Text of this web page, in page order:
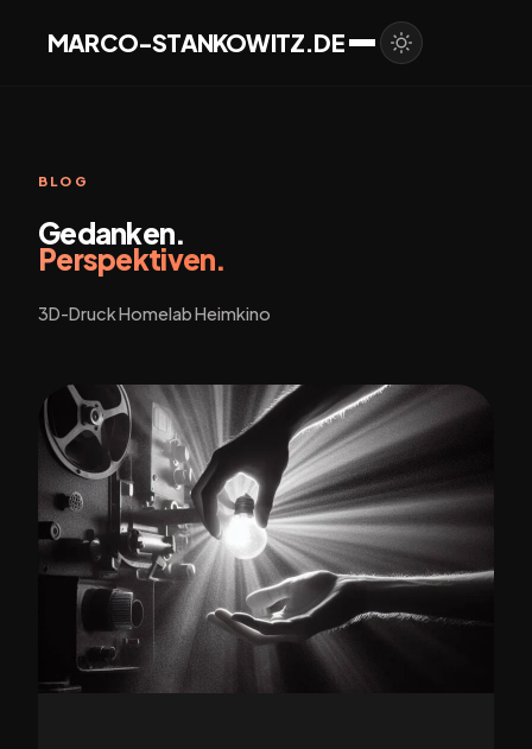
MARCO-STANKOWITZ.DE
BLOG
Gedanken.
Perspektiven.
3D-Druck Homelab Heimkino